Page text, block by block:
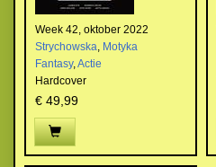
Week 42, oktober 2022
Strychowska, Motyka
Fantasy,Actie
Hardcover
€ 49,99